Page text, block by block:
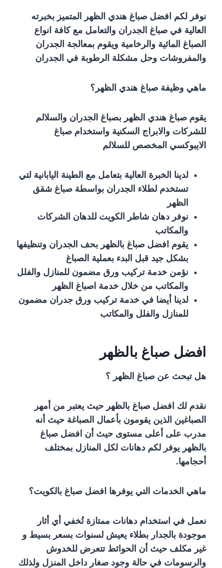
نوفر لكم افضل صباغ هندي الظهر المتميز بخبرته
العالية في صباغ الجدران والتعامل مع كافة انواع
الصباغ المائية والرخامية ويقوم بمعالجة الجدران
والمفروشات وحل مشكلة الرطوبة في الجدران
ماهي وظيفة صباغ هندي الظهر؟
يقوم صباغ هندي الظهر بصباغ الجدران والسلالم
للشركات والابراج السكنية واستخدام صباغ
الايبوكسي المخصص للسلالم
لدينا الخبرة العالية بتعامل مع الطينة اليابانية لتي
تستخدم لطلاء الجدران بواسطة صباغ شقق
الظهر
نوفر دهان شاطر الكويت للدهان الشركات
والمكاتب
يقوم افضل صباغ بالظهر بحف الجدران وتنظيفها
بشكل جيد قبل البدء بعملية الصباغ
نؤمن خدمة تركيب ورق مضمون للمنازل والفلل
والمكاتب من خلال خدمة اصباغ الظهر
لدينا أيضا في خدمة تركيب ورق جدران مضمون
للمنازل والفلل والمكاتب
افضل صباغ بالظهر
هل تبحث عن صباغ الظهر ؟
نقدم لك افضل صباغ بالظهر حيث يعتبر من أمهر
الصباغين الذين يقومون بأعمال الصباغة حيث أنه
مدرب على أعلى مستوى حيث أن افضل صباغ
بالظهر يوفر لكم دهانات لكل المنازل بمختلف
أحجامها.
ماهي الخدمات التي يوفرها افضل صباغ بالكويت؟
نعمل في استخدام دهانات ممتازة تُخفي أي أثار
موجودة بالجدار بطلاء يعيش لسنوات بسعر بسيط و
غير مكلف حيث أن الحوائط تتعرض للخدوش
والرسومات في حالة وجود صغار داخل المنزل ولذلك